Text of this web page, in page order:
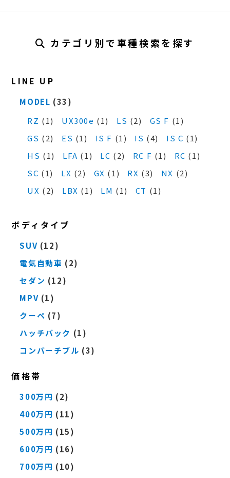
カテゴリ別で車種検索を探す
LINE UP
MODEL (33)
RZ (1) UX300e (1) LS (2) GS F (1)
GS (2) ES (1) IS F (1) IS (4) IS C (1)
HS (1) LFA (1) LC (2) RC F (1) RC (1)
SC (1) LX (2) GX (1) RX (3) NX (2)
UX (2) LBX (1) LM (1) CT (1)
ボディタイプ
SUV (12)
電気自動車 (2)
セダン (12)
MPV (1)
クーペ (7)
ハッチバック (1)
コンバーチブル (3)
価格帯
300万円 (2)
400万円 (11)
500万円 (15)
600万円 (16)
700万円 (10)